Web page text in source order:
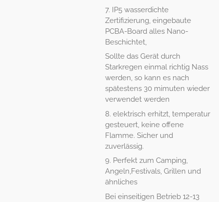
7. IP5 wasserdichte
Zertifizierung, eingebaute
PCBA-Board alles Nano-
Beschichtet,
Sollte das Gerät durch
Starkregen einmal richtig Nass
werden, so kann es nach
spätestens 30 mimuten wieder
verwendet werden
8. elektrisch erhitzt, temperatur
gesteuert, keine offene
Flamme. Sicher und
zuverlässig.
9. Perfekt zum Camping,
Angeln,Festivals, Grillen und
ähnliches
Bei einseitigen Betrieb 12-13